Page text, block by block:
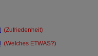
(Zufriedenheit)
(Welches ETWAS?)